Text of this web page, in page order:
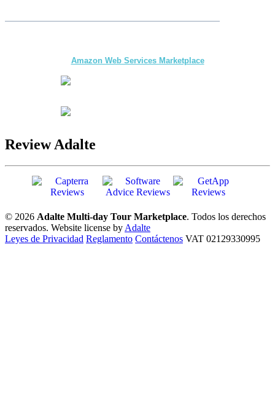
Amazon Web Services Marketplace
Review Adalte
© 2026 Adalte Multi-day Tour Marketplace. Todos los derechos
reservados. Website license by Adalte
Leyes de Privacidad Reglamento Contáctenos VAT 02129330995